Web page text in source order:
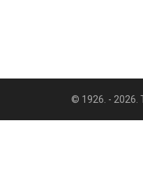
© 1926. - 2026.